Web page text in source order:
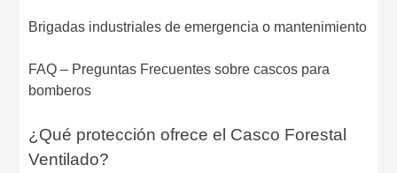
Brigadas industriales de emergencia o mantenimiento
FAQ – Preguntas Frecuentes sobre cascos para
bomberos
¿Qué protección ofrece el Casco Forestal
Ventilado?